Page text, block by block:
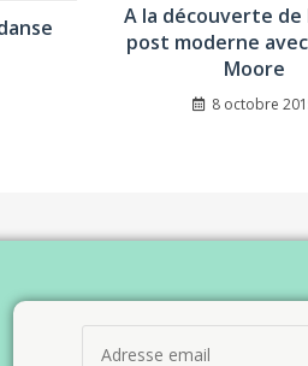
A la découverte de
post moderne
Moore
8 octobre